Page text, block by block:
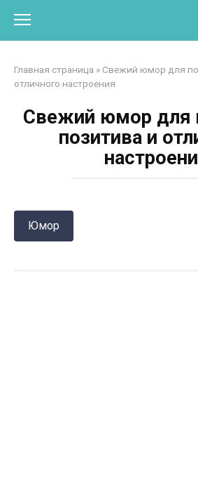
контенту
Главная страница » Свежий юмор для
отличного настроения
Свежий юмор для
позитива и
Юмор